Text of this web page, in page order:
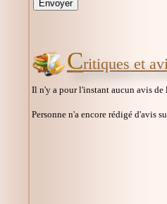
Critiques et
Il n'y a pour l'instant aucun avis
Personne n'a encore rédigé d'avis